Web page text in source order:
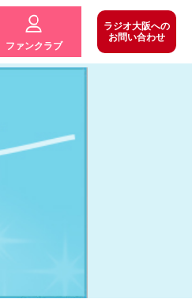
ファンクラブ
ラジオ大阪への
お問い合わせ